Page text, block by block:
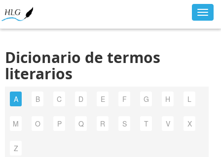
Dicionario de termos
literarios
A B C D E F G H L
M O P Q R S T V X
Z